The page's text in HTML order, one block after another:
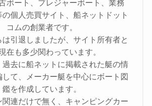
ボート、プレジャーボート、業務
個人売買サイト、船ネットドット
コムの創業者です。
引退しましたが、サイト所有者と
在も多少関わっています。
過去に船ネットに掲載された艇の情
て、メーカー艇を中心にボート図
鑑を作成しています。
関連だけで無く、キャンピングカー